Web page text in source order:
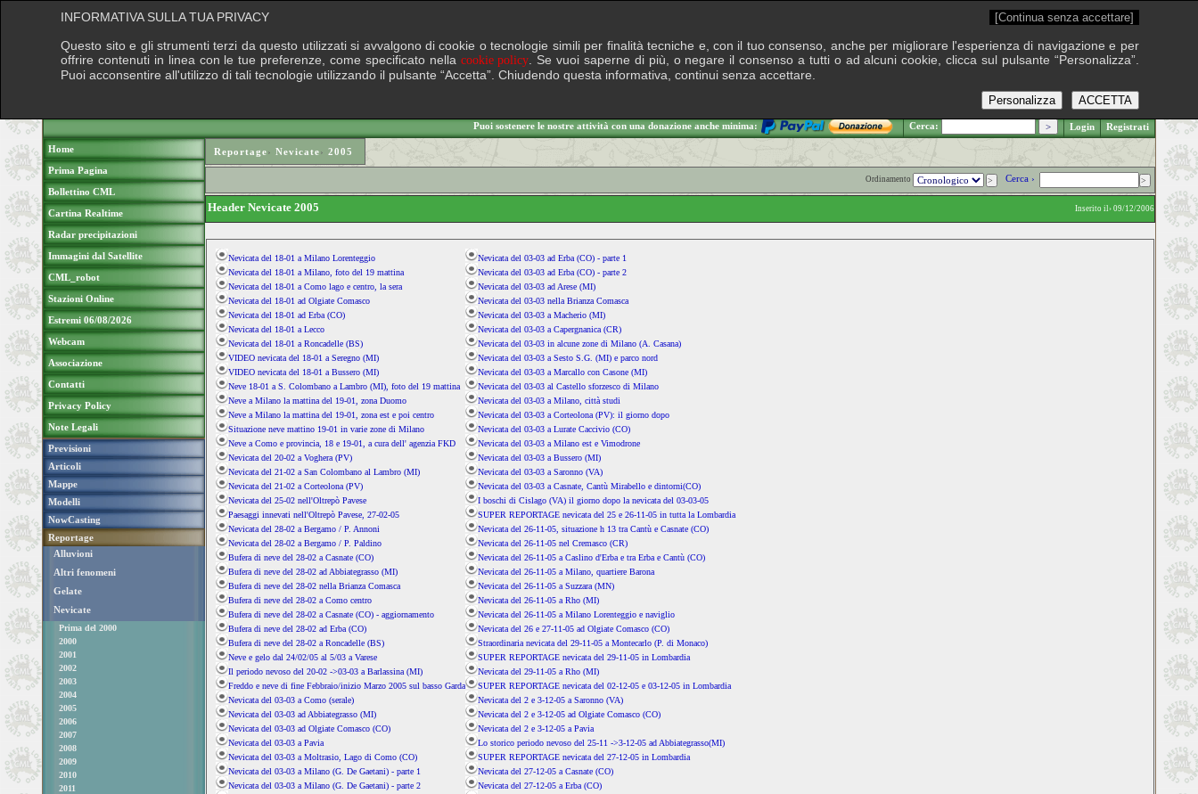
.: Venerdì 7 agosto 2026
Puoi sostenere le nostre attività con una donazione anche minima: Cerca: Login Registrati
Home
Prima Pagina
Bollettino CML
Cartina Realtime
Radar precipitazioni
Immagini dal Satellite
CML_robot
Stazioni Online
Estremi 06/08/2026
Webcam
Associazione
Contatti
Privacy Policy
Note Legali
Previsioni
Articoli
Mappe
Modelli
NowCasting
Reportage
Alluvioni
Altri fenomeni
Gelate
Nevicate
Prima del 2000
2000
2001
2002
2003
2004
2005
2006
2007
2008
2009
2010
2011
Reportage› Nevicate› 2005
Ordinamento Cerca ›
Header Nevicate 2005 Inserito il› 09/12/2006
Nevicata del 18-01 a Milano Lorenteggio
Nevicata del 18-01 a Milano, foto del 19 mattina
Nevicata del 18-01 a Como lago e centro, la sera
Nevicata del 18-01 ad Olgiate Comasco
Nevicata del 18-01 ad Erba (CO)
Nevicata del 18-01 a Lecco
Nevicata del 18-01 a Roncadelle (BS)
VIDEO nevicata del 18-01 a Seregno (MI)
VIDEO nevicata del 18-01 a Bussero (MI)
Neve 18-01 a S. Colombano a Lambro (MI), foto del 19 mattina
Neve a Milano la mattina del 19-01, zona Duomo
Neve a Milano la mattina del 19-01, zona est e poi centro
Situazione neve mattino 19-01 in varie zone di Milano
Neve a Como e provincia, 18 e 19-01, a cura dell' agenzia FKD
Nevicata del 20-02 a Voghera (PV)
Nevicata del 21-02 a San Colombano al Lambro (MI)
Nevicata del 21-02 a Corteolona (PV)
Nevicata del 25-02 nell'Oltrepò Pavese
Paesaggi innevati nell'Oltrepò Pavese, 27-02-05
Nevicata del 28-02 a Bergamo / P. Annoni
Nevicata del 28-02 a Bergamo / P. Paldino
Bufera di neve del 28-02 a Casnate (CO)
Bufera di neve del 28-02 ad Abbiategrasso (MI)
Bufera di neve del 28-02 nella Brianza Comasca
Bufera di neve del 28-02 a Como centro
Bufera di neve del 28-02 a Casnate (CO) - aggiornamento
Bufera di neve del 28-02 ad Erba (CO)
Bufera di neve del 28-02 a Roncadelle (BS)
Neve e gelo dal 24/02/05 al 5/03 a Varese
Il periodo nevoso del 20-02 ->03-03 a Barlassina (MI)
Freddo e neve di fine Febbraio/inizio Marzo 2005 sul basso Garda
Nevicata del 03-03 a Como (serale)
Nevicata del 03-03 ad Abbiategrasso (MI)
Nevicata del 03-03 ad Olgiate Comasco (CO)
Nevicata del 03-03 a Pavia
Nevicata del 03-03 a Moltrasio, Lago di Como (CO)
Nevicata del 03-03 a Milano (G. De Gaetani) - parte 1
Nevicata del 03-03 a Milano (G. De Gaetani) - parte 2
Nevicata del 03-03 ad Erba (CO) - parte 1
Nevicata del 03-03 ad Erba (CO) - parte 2
Nevicata del 03-03 ad Arese (MI)
Nevicata del 03-03 nella Brianza Comasca
Nevicata del 03-03 a Macherio (MI)
Nevicata del 03-03 a Capergnanica (CR)
Nevicata del 03-03 in alcune zone di Milano (A. Casana)
Nevicata del 03-03 a Sesto S.G. (MI) e parco nord
Nevicata del 03-03 a Marcallo con Casone (MI)
Nevicata del 03-03 al Castello sforzesco di Milano
Nevicata del 03-03 a Milano, città studi
Nevicata del 03-03 a Corteolona (PV): il giorno dopo
Nevicata del 03-03 a Lurate Caccivio (CO)
Nevicata del 03-03 a Milano est e Vimodrone
Nevicata del 03-03 a Bussero (MI)
Nevicata del 03-03 a Saronno (VA)
Nevicata del 03-03 a Casnate, Cantù Mirabello e dintorni(CO)
I boschi di Cislago (VA) il giorno dopo la nevicata del 03-03-05
SUPER REPORTAGE nevicata del 25 e 26-11-05 in tutta la Lombardia
Nevicata del 26-11-05, situazione h 13 tra Cantù e Casnate (CO)
Nevicata del 26-11-05 nel Cremasco (CR)
Nevicata del 26-11-05 a Caslino d'Erba e tra Erba e Cantù (CO)
Nevicata del 26-11-05 a Milano, quartiere Barona
Nevicata del 26-11-05 a Suzzara (MN)
Nevicata del 26-11-05 a Rho (MI)
Nevicata del 26-11-05 a Milano Lorenteggio e naviglio
Nevicata del 26 e 27-11-05 ad Olgiate Comasco (CO)
Straordinaria nevicata del 29-11-05 a Montecarlo (P. di Monaco)
SUPER REPORTAGE nevicata del 29-11-05 in Lombardia
Nevicata del 29-11-05 a Rho (MI)
SUPER REPORTAGE nevicata del 02-12-05 e 03-12-05 in Lombardia
Nevicata del 2 e 3-12-05 a Saronno (VA)
Nevicata del 2 e 3-12-05 ad Olgiate Comasco (CO)
Nevicata del 2 e 3-12-05 a Pavia
Lo storico periodo nevoso del 25-11 ->3-12-05 ad Abbiategrasso(MI)
SUPER REPORTAGE nevicata del 27-12-05 in Lombardia
Nevicata del 27-12-05 a Casnate (CO)
Nevicata del 27-12-05 a Erba (CO)
INFORMATIVA SULLA TUA PRIVACY [Continua senza accettare]
Questo sito e gli strumenti terzi da questo utilizzati si avvalgono di cookie o tecnologie simili per finalità tecniche e, con il tuo consenso, anche per migliorare l'esperienza di navigazione e per
offrire contenuti in linea con le tue preferenze, come specificato nella cookie policy . Se vuoi saperne di più, o negare il consenso a tutti o ad alcuni cookie, clicca sul pulsante “Personalizza”.
Puoi acconsentire all'utilizzo di tali tecnologie utilizzando il pulsante “Accetta”. Chiudendo questa informativa, continui senza accettare.
ACCETTA
Personalizza